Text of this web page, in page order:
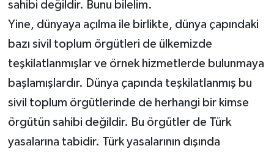
sahibi değildir. Bunu bilelim.
Yine, dünyaya açılma ile birlikte, dünya çapındaki
bazı sivil toplum örgütleri de ülkemizde
teşkilatlanmışlar ve örnek hizmetlerde bulunmaya
başlamışlardır. Dünya çapında teşkilatlanmış bu
sivil toplum örgütlerinde de herhangi bir kimse
örgütün sahibi değildir. Bu örgütler de Türk
yasalarına tabidir. Türk yasalarının dışında